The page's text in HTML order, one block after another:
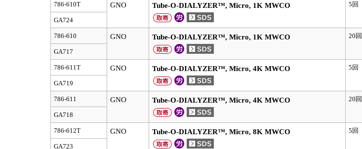
786-610T GNO Tube-O-DIALYZER™, Micro, 1K MWCO 5回
GA724
786-610 GNO Tube-O-DIALYZER™, Micro, 1K MWCO 20回
GA717
786-611T GNO Tube-O-DIALYZER™, Micro, 4K MWCO 5回
GA719
786-611 GNO Tube-O-DIALYZER™, Micro, 4K MWCO 20回
GA718
786-612T GNO Tube-O-DIALYZER™, Micro, 8K MWCO 5回
GA723